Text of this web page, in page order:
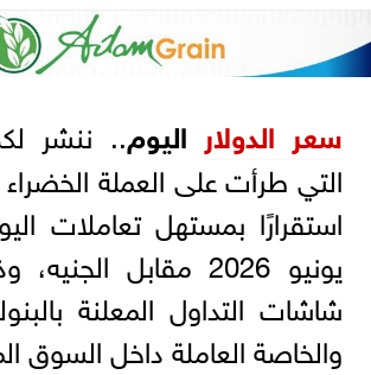
سعر الدولار اليوم.. ننشر
التي طرأت على العملة
يونيو 2026 مقابل
شاشات التداول المعلنة
والخاصة العاملة داخل السوق